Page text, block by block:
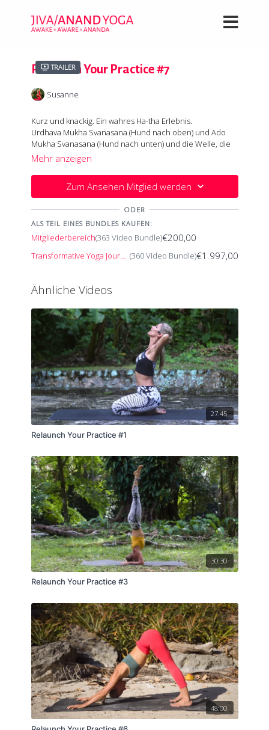
Trailer
Relaunch Your Practice #7
Susanne
Kurz und knackig. Ein wahres Ha-tha Erlebnis.
Urdhava Mukha Svanasana (Hund nach oben) und Ado
Mukha Svanasana (Hund nach unten) und die Welle, die
beide verbindet. Wir nutzen die Welle, um Gefühl für die
Bewegung durch die Wirbelsäule im Übergang zwischen
den beiden beiden Hunden zu schaffen und die
Körpermitte im Schritt nach vorne zu stärken. Wohl die
beiden trickreichsten Übergänge des Surya Namaskara.
Gut für die Erinnerung, wenn du länger nicht geübt hast
oder zum Vertiefen zwischendrin. Keine Angst: wo ein
'ha', da ein 'tha' - ein stetiger Wechsel.
Mehr anzeigen
Zum Ansehen Mitglied werden
ODER
ALS TEIL EINES BUNDLES KAUFEN:
Mitgliederbereich(363 Video Bundle)€200,00
Transformative Yoga Journey (360 Video Bundle)€1.997,00
Ähnliche Videos
27:45
Relaunch Your Practice #1
30:30
Relaunch Your Practice #3
48:00